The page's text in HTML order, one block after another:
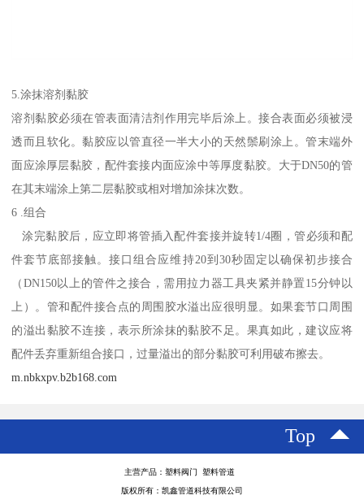
5.涂抹溶剂黏胶
溶剂黏胶必须在管表面清洁剂作用完毕后涂上。接合表面必须被浸
透而且软化。黏胶应以管直径一半大小的天然鬃刷涂上。管末端外
面应涂厚层黏胶，配件套接内面应涂中等厚度黏胶。大于DN50的管
在其末端涂上第二层黏胶或相对增加涂抹次数。
6 .组合
涂完黏胶后，应立即将管插入配件套接并旋转1/4圈，管必须和配
件套节底部接触。接口组合应维持20到30秒固定以确保初步接合
（DN150以上的管件之接合，需用拉力器工具夹紧并静置15分钟以
上）。管和配件接合点的周围胶水溢出应很明显。如果套节口周围
的溢出黏胶不连接，表示所涂抹的黏胶不足。果真如此，建议应将
配件丢弃重新组合接口，过量溢出的部分黏胶可利用破布擦去。
m.nbkxpv.b2b168.com
Top
主营产品：塑料阀门 塑料管道
版权所有：凯鑫管道科技有限公司